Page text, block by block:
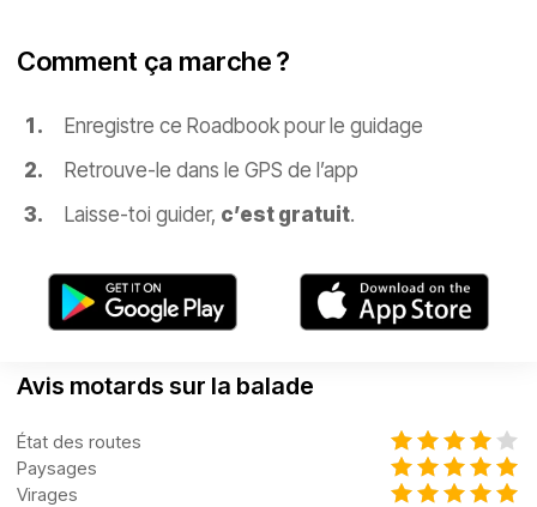
Comment ça marche ?
Enregistre ce Roadbook pour le guidage
Retrouve-le dans le GPS de l’app
Laisse-toi guider, c’est gratuit.
Avis motards sur la balade
État des routes
Paysages
Virages